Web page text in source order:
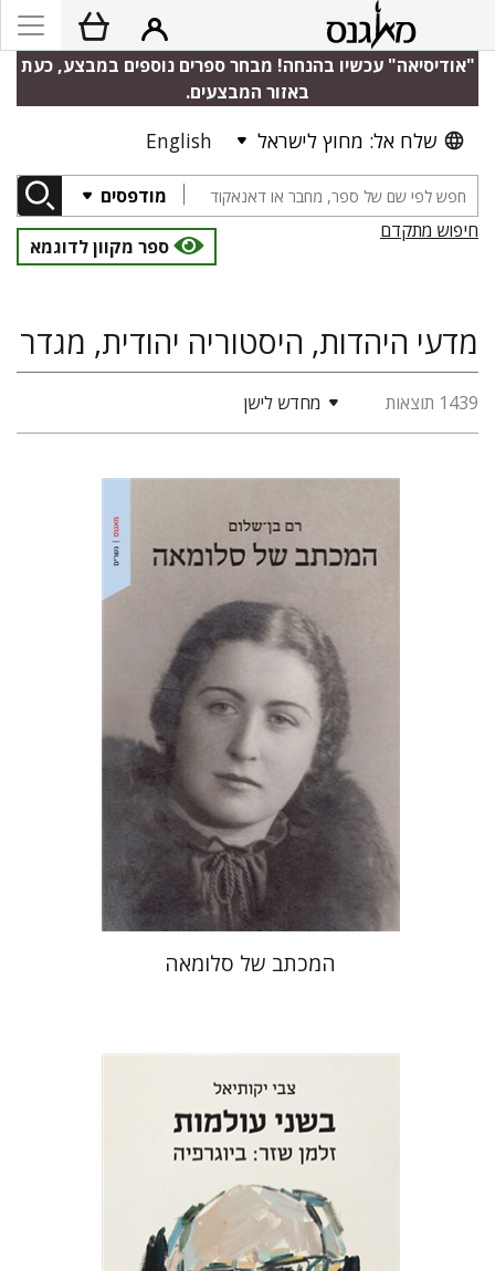
"אודיסיאה" עכשיו בהנחה! מבחר ספרים נוספים במבצע, כעת
באזור המבצעים.
שלח אל: מחוץ לישראל English
מודפסים
חיפוש מתקדם
ספר מקוון לדוגמא
מדעי היהדות, היסטוריה יהודית, מגדר
1439 תוצאות מחדש לישן
רם בן-שלום
הנחת אתר ספר מודפס
$46
$41
המכתב של סלומאה
צבי יקותיאל